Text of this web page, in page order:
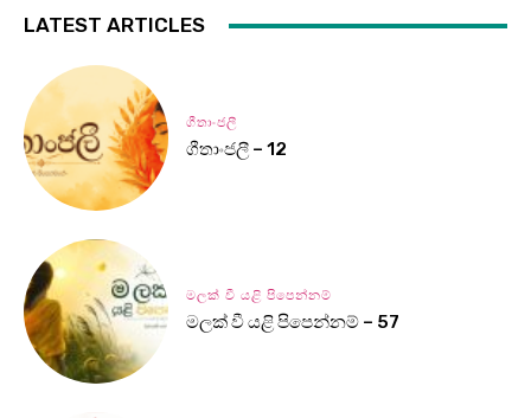
LATEST ARTICLES
ගීතාංජලී
ගීතාංජලී – 12
මලක් වී යළි පිපෙන්නම්
මලක් වී යළි පිපෙන්නම් – 57